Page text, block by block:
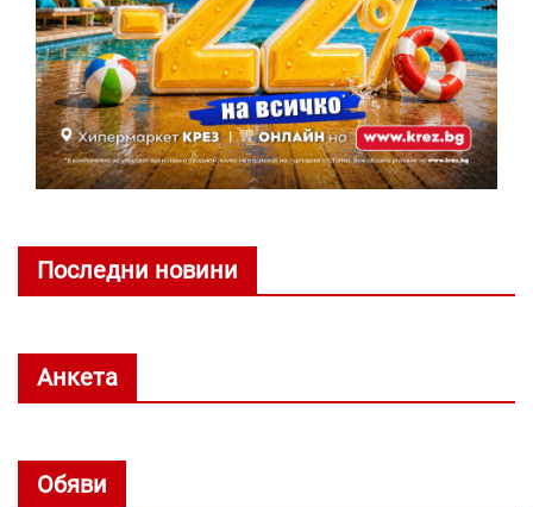
Последни новини
Анкета
Обяви